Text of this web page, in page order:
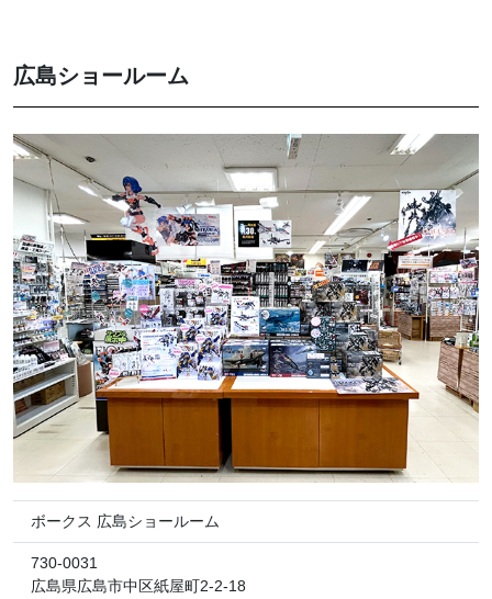
広島ショールーム
ボークス 広島ショールーム
730-0031
広島県広島市中区紙屋町2-2-18